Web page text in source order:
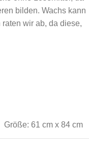
bilden. Wachs kann
wir ab, da diese,
Größe: 61 cm x 84 cm